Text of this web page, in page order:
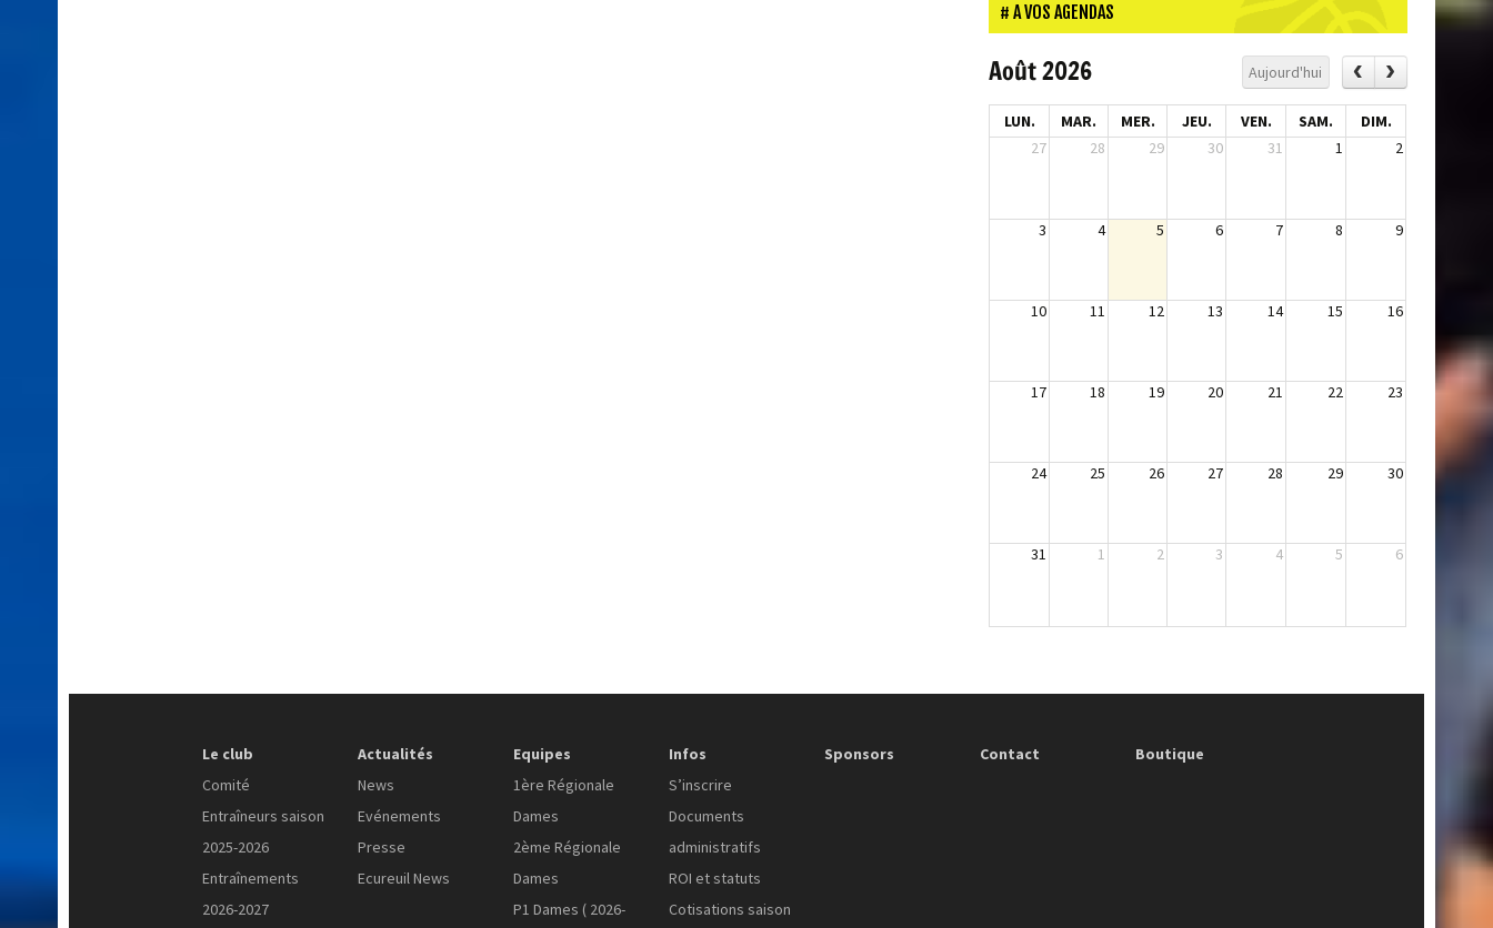
A VOS AGENDAS
Août 2026 Aujourd'hui
LUN. MAR. MER. JEU. VEN. SAM.
DIM.
27
28 29 30 31 1 2
3 4 5 6 7 8 9
10 11 12 13 14 15 16
17 18 19 20 21 22 23
24 25 26 27 28 29 30
31 1 2 3 4 5 6
Le club
Comité
Entraîneurs saison
2025-2026
Entraînements
2026-2027
Actualités
News
Evénements
Presse
Ecureuil News
Equipes
1ère Régionale
Dames
2ème Régionale
Dames
P1 Dames ( 2026-
Infos
S’inscrire
Documents
administratifs
ROI et statuts
Cotisations saison
Sponsors Contact Boutique